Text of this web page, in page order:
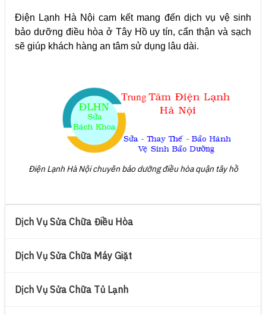
Điện Lạnh Hà Nội cam kết mang đến dịch vụ vệ sinh
bảo dưỡng điều hòa ở Tây Hồ uy tín, cẩn thận và sạch
sẽ giúp khách hàng an tâm sử dụng lâu dài.
Điện Lạnh Hà Nội chuyên bảo dưỡng điều hòa quận tây hồ
Dịch Vụ Sửa Chữa Điều Hòa
Dịch Vụ Sửa Chữa Máy Giặt
Dịch Vụ Sửa Chữa Tủ Lạnh